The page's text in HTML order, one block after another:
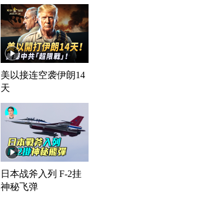
美以接连空袭伊朗14
天
日本战斧入列 F-2挂
神秘飞弹